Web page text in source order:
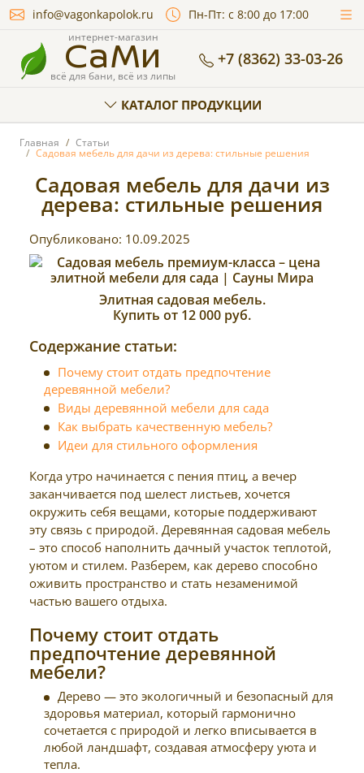
info@vagonkapolok.ru Пн-Пт: с 8:00 до 17:00
интернет-магазин
СаМи
всё для бани, всё из липы
+7 (8362) 33-03-26
КАТАЛОГ ПРОДУКЦИИ
Главная Статьи
Садовая мебель для дачи из дерева: стильные решения
Садовая мебель для дачи из
дерева: стильные решения
Опубликовано: 10.09.2025
Элитная садовая мебель.
Купить от 12 000 руб.
Содержание статьи:
Почему стоит отдать предпочтение
деревянной мебели?
Виды деревянной мебели для сада
Как выбрать качественную мебель?
Идеи для стильного оформления
Когда утро начинается с пения птиц, а вечер
заканчивается под шелест листьев, хочется
окружить себя вещами, которые поддерживают
эту связь с природой. Деревянная садовая мебель
– это способ наполнить дачный участок теплотой,
уютом и стилем. Разберем, как дерево способно
оживить пространство и стать незаменимой
частью вашего отдыха.
Почему стоит отдать
предпочтение деревянной
мебели?
Дерево — это экологичный и безопасный для
здоровья материал, который гармонично
сочетается с природой и легко вписывается в
любой ландшафт, создавая атмосферу уюта и
тепла.